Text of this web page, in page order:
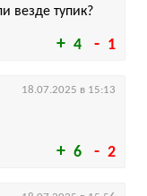
4 1
везде тупик?
6 2
18.07.2025 в 15:13